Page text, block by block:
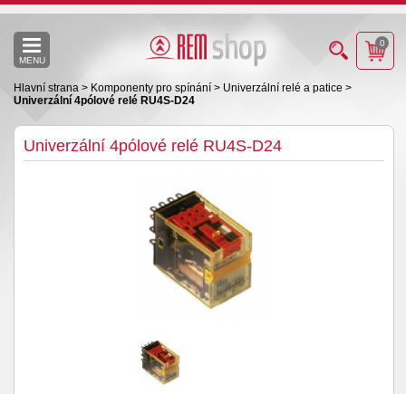
MENU
0
Hlavní strana > Komponenty pro spínání > Univerzální relé a patice >
Univerzální 4pólové relé RU4S-D24
Univerzální 4pólové relé RU4S-D24